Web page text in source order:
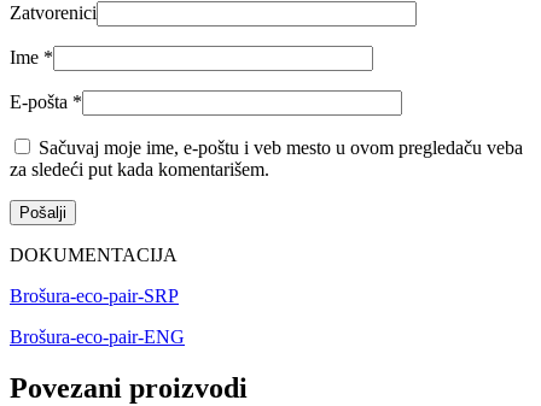
Zatvorenici
Ime *
E-pošta *
Sačuvaj moje ime, e-poštu i veb mesto u ovom pregledaču veba
za sledeći put kada komentarišem.
DOKUMENTACIJA
Brošura-eco-pair-SRP
Brošura-eco-pair-ENG
Povezani proizvodi